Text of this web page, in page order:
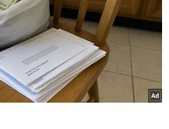
tin rằng mức lạm phát
trong năm 2023.